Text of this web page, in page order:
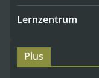
Lernzentrum
Plus